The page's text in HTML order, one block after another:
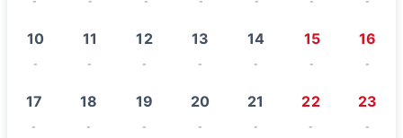
10
-
11
-
12
-
13
-
14
-
15
-
16
-
17
-
18
-
19
-
20
-
21
-
22
-
23
-